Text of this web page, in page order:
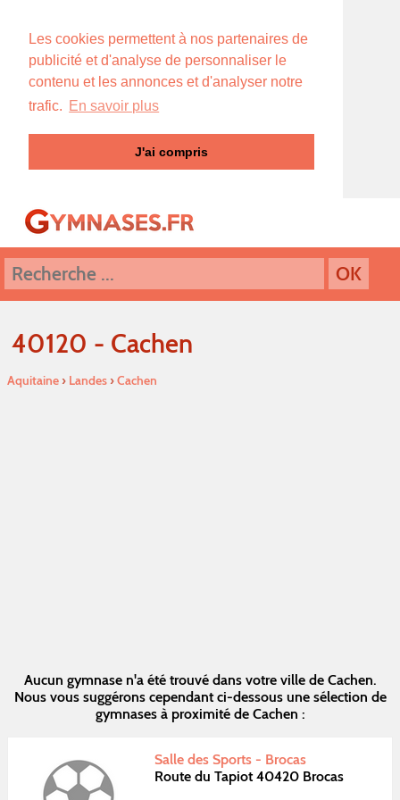
Les cookies permettent à nos partenaires de
publicité et d'analyse de personnaliser le
contenu et les annonces et d'analyser notre
trafic. En savoir plus
J'ai compris
40120 - Cachen
Aquitaine› Landes›Cachen
Aucun gymnase n'a été trouvé dans votre ville de Cachen.
Nous vous suggérons cependant ci-dessous une sélection de
gymnases à proximité de Cachen :
Salle des Sports - Brocas
Route du Tapiot 40420 Brocas